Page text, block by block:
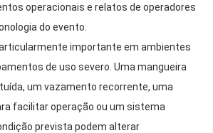
operacionais e relatos de operadores
do evento.
importante em ambientes
de uso severo. Uma mangueira
um vazamento recorrente, uma
facilitar operação ou um sistema
prevista podem alterar